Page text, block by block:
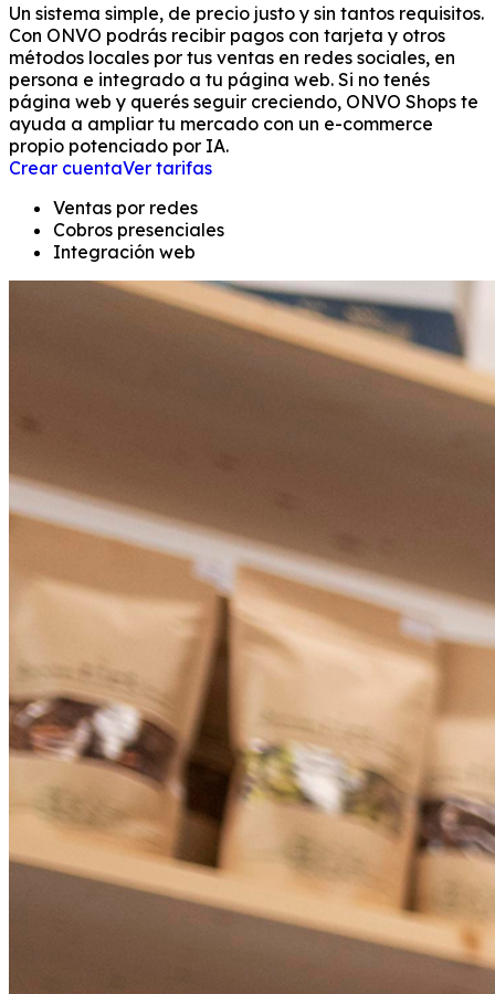
Un sistema simple, de precio justo y sin tantos requisitos.
Con ONVO podrás recibir pagos con tarjeta y otros
métodos locales por tus ventas en redes sociales, en
persona e integrado a tu página web. Si no tenés
página web y querés seguir creciendo, ONVO Shops te
ayuda a ampliar tu mercado con un e-commerce
propio potenciado por IA.
Crear cuentaVer tarifas
Ventas por redes
Cobros presenciales
Integración web